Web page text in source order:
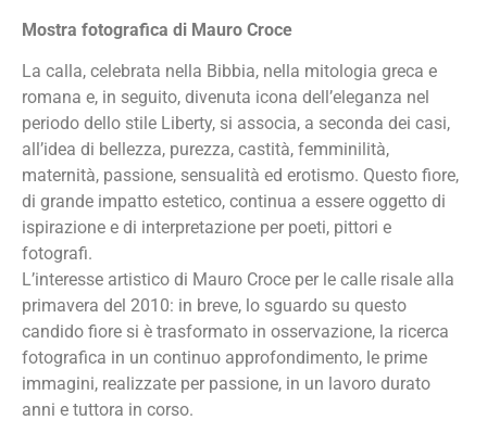
Mostra fotografica di Mauro Croce
La calla, celebrata nella Bibbia, nella mitologia greca e
romana e, in seguito, divenuta icona dell’eleganza nel
periodo dello stile Liberty, si associa, a seconda dei casi,
all’idea di bellezza, purezza, castità, femminilità,
maternità, passione, sensualità ed erotismo. Questo fiore,
di grande impatto estetico, continua a essere oggetto di
ispirazione e di interpretazione per poeti, pittori e
fotografi.
L’interesse artistico di Mauro Croce per le calle risale alla
primavera del 2010: in breve, lo sguardo su questo
candido fiore si è trasformato in osservazione, la ricerca
fotografica in un continuo approfondimento, le prime
immagini, realizzate per passione, in un lavoro durato
anni e tuttora in corso.